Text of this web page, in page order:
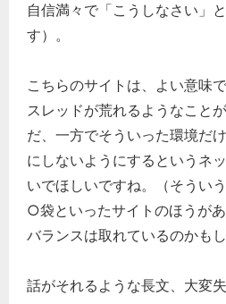
自信満々で「こうしなさい」
す）。
こちらのサイトは、よい意味
スレッドが荒れるようなこと
だ、一方でそういった環境だ
にしないようにするというネ
いでほしいですね。（そうい
○袋といったサイトのほうが
バランスは取れているのかも
話がそれるような長文、大変